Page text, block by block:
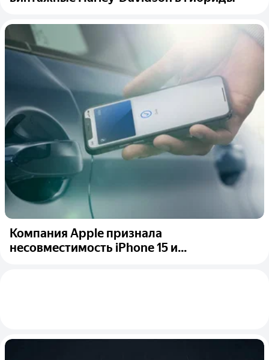
Компания Apple признала
несовместимость iPhone 15 и...